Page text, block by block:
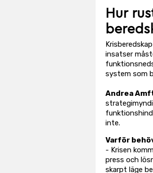
Hur
insatser
system som
Andrea
inte.
Varför
- Krisen
press och
skarpt läge